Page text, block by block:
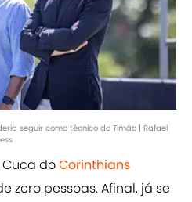
seguir como técnico do Timão | Rafael
doCorinthians
zero pessoas. Afinal, já se